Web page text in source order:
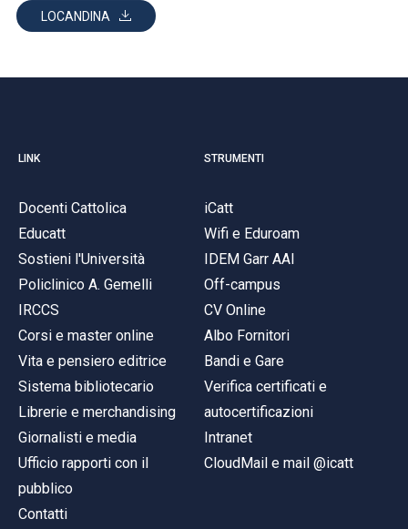
LOCANDINA
LINK
Docenti Cattolica
Educatt
Sostieni l'Università
Policlinico A. Gemelli
IRCCS
Corsi e master online
Vita e pensiero editrice
Sistema bibliotecario
Librerie e merchandising
Giornalisti e media
Ufficio rapporti con il
pubblico
Contatti
STRUMENTI
iCatt
Wifi e Eduroam
IDEM Garr AAI
Off-campus
CV Online
Albo Fornitori
Bandi e Gare
Verifica certificati e
autocertificazioni
Intranet
CloudMail e mail @icatt